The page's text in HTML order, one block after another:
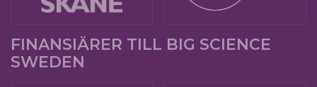
FINANSIÄRER TILL BIG SCIENCE
SWEDEN